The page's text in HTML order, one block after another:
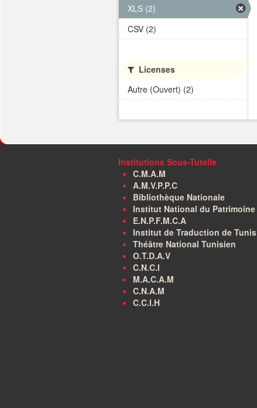
XLS (2)
CSV (2)
Licenses
Autre (Ouvert) (2)
Institutions Sous-Tutelle
C.M.A.M
A.M.V.P.P.C
Bibliothèque Nationale
Institut National du Patrimoine
E.N.P.F.M.C.A
Institut de Traduction de Tunis
Théâtre National Tunisien
O.T.D.A.V
C.N.C.I
M.A.C.A.M
C.N.A.M
C.C.I.H